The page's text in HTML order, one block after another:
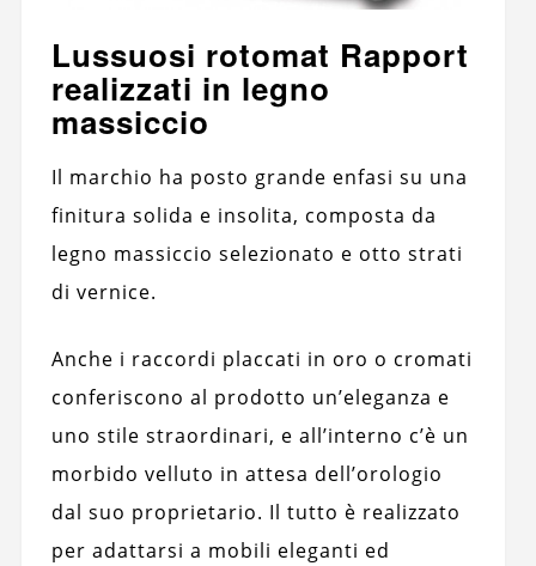
Lussuosi rotomat Rapport
realizzati in legno
massiccio
Il marchio ha posto grande enfasi su una
finitura solida e insolita, composta da
legno massiccio selezionato e otto strati
di vernice.
Anche i raccordi placcati in oro o cromati
conferiscono al prodotto un’eleganza e
uno stile straordinari, e all’interno c’è un
morbido velluto in attesa dell’orologio
dal suo proprietario. Il tutto è realizzato
per adattarsi a mobili eleganti ed